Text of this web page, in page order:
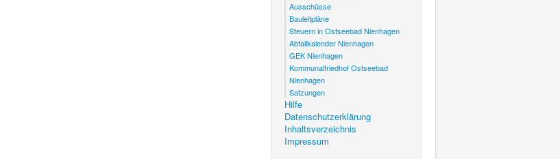
Ausschüsse
Bauleitpläne
Steuern in Ostseebad Nienhagen
Abfallkalender Nienhagen
GEK Nienhagen
Kommunalfriedhof Ostseebad
Nienhagen
Satzungen
Hilfe
Datenschutzerklärung
Inhaltsverzeichnis
Impressum